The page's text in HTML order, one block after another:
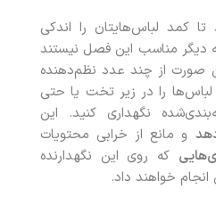
کمد لباس‌هایتان را اندکی
دیگر مناسب این فصل نیستند
صورت از چند عدد نظم‌دهنده
لباس‌ها را در زیر تخت یا حتی
نگهداری کنید. این
و مانع از خرابی محتویات
که روی این نگهدارنده
خواهند داد.